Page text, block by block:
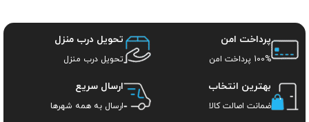
پرداخت امن
100% پرداخت امن
تحویل درب منزل
تحویل درب منزل
بهترین انتخاب
ضمانت اصالت کالا
ارسال سریع
ارسال به همه شهرها